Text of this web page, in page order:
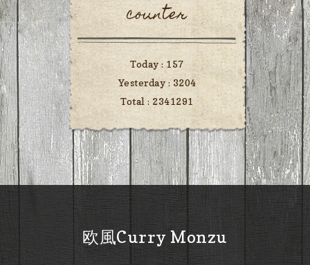
counter
Today : 157
Yesterday : 3204
Total : 2341291
欧風Curry Monzu